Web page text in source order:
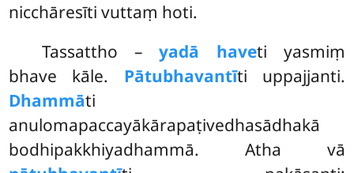
nicchāresīti vuttaṃ hoti.
Tassattho –yadā haveti yasmiṃ
bhave kāle. Pātubhavantīti uppajjanti.
Dhammāti
anulomapaccayākārapaṭivedhasādhakā
bodhipakkhiyadhammā. Atha vā